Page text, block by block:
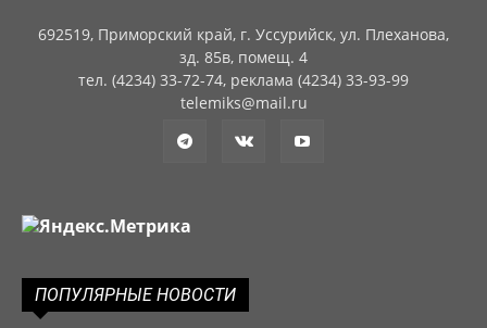
692519, Приморский край, г. Уссурийск, ул. Плеханова,
зд. 85в, помещ. 4
тел. (4234) 33-72-74, реклама (4234) 33-93-99
telemiks@mail.ru
ПОПУЛЯРНЫЕ НОВОСТИ